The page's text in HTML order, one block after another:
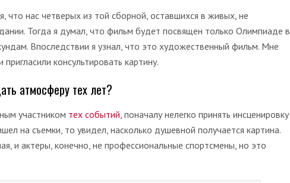
что нас четверых из той сборной, оставшихся в живых, не
Тогда я думал, что фильм будет посвящен только Олимпиаде в
Впоследствии я узнал, что это художественный фильм. Мне
консультировать картину.
атмосферу тех лет?
участником тех событий, поначалу нелегко принять инсценировку
на съемки, то увидел, насколько душевной получается картина.
и актеры, конечно, не профессиональные спортсмены, но это